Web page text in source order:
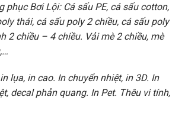
phục Bơi Lội: Cá sấu PE, cá sấu cotton,
thái, cá sấu poly 2 chiều, cá sấu poly
2 chiều – 4 chiều. Vải mè 2 chiều, mè
lụa, in cao. In chuyển nhiệt, in 3D. In
decal phản quang. In Pet. Thêu vi tính,